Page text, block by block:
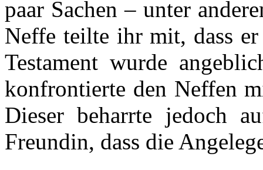
paar Sachen – unter
Neffe teilte ihr mit, dass
Testament wurde
konfrontierte den Neffen
Dieser beharrte jedoch
Freundin, dass die